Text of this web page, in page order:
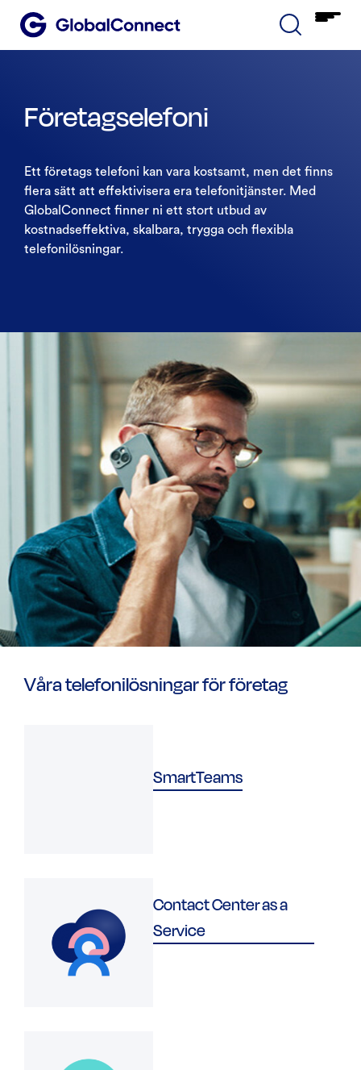
Företagselefoni
Ett företags telefoni kan vara kostsamt, men det finns
flera sätt att effektivisera era telefonitjänster. Med
GlobalConnect finner ni ett stort utbud av
kostnadseffektiva, skalbara, trygga och flexibla
telefonilösningar.
Våra telefonilösningar för företag
SmartTeams
Contact Center as a
Service